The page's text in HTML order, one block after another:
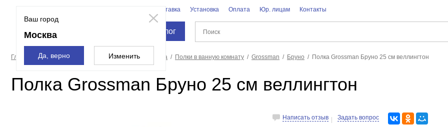
Ваш город
Москва
Да, верно Изменить
Доставка Установка Оплата Юр. лицам Контакты
Каталог
Главная страница Аксессуары для ванной и туалета Полки в ванную комнату Grossman Бруно Полка Grossman Бруно 25 см веллингтон
Полка Grossman Бруно 25 см веллингтон
Написать отзыв Задать вопрос